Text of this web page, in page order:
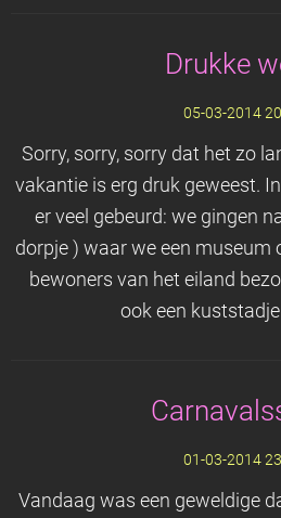
Drukke
05-03-2014
Sorry, sorry, sorry dat het zo
vakantie is erg druk geweest.
er veel gebeurd: we gingen
dorpje ) waar we een museum
bewoners van het eiland
ook een
01-03-2014
Vandaag was een geweldige